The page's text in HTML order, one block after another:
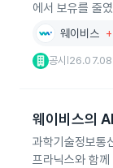
에서 보유를 줄
웨이비스
공시 26.07.08
웨이비스의
과학기술정보통
프라닉스와 함